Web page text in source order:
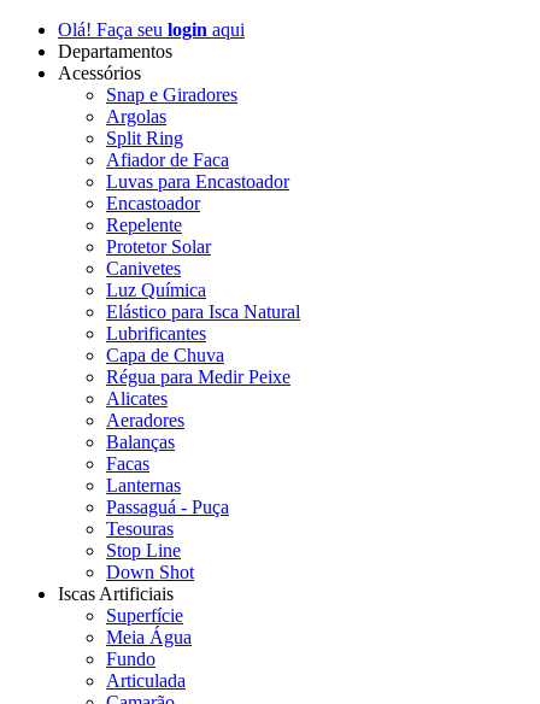
Olá! Faça seu login aqui
Departamentos
Acessórios
Snap e Giradores
Argolas
Split Ring
Afiador de Faca
Luvas para Encastoador
Encastoador
Repelente
Protetor Solar
Canivetes
Luz Química
Elástico para Isca Natural
Lubrificantes
Capa de Chuva
Régua para Medir Peixe
Alicates
Aeradores
Balanças
Facas
Lanternas
Passaguá - Puça
Tesouras
Stop Line
Down Shot
Iscas Artificiais
Superfície
Meia Água
Fundo
Articulada